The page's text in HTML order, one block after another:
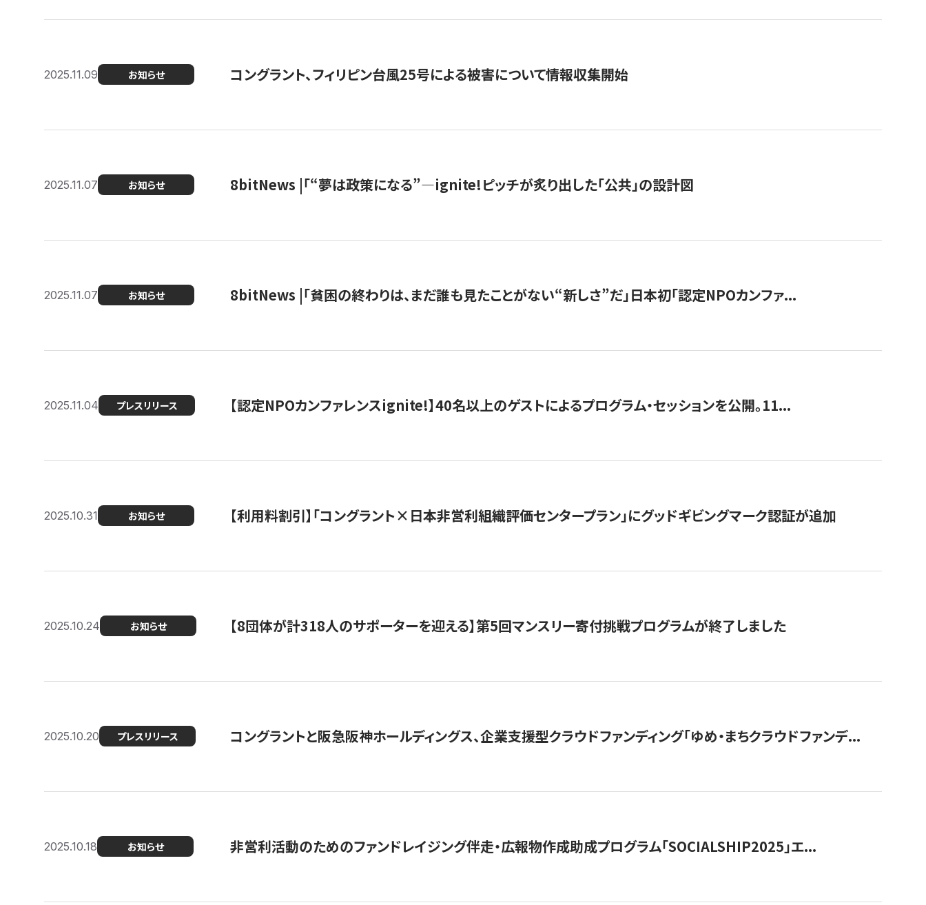
2025.11.09 お知らせ コングラント、フィリピン台風25号による被害について情報収集開始
2025.11.07 お知らせ 8bitNews |「“夢は政策になる”—ignite!ピッチが炙り出した「公共」の設計図
2025.11.07 お知らせ 8bitNews |「貧困の終わりは、まだ誰も見たことがない“新しさ”だ」日本初「認定NPOカンファ...
2025.11.04 プレスリリース 【認定NPOカンファレンスignite!】40名以上のゲストによるプログラム・セッションを公開。11...
2025.10.31 お知らせ 【利用料割引】「コングラント×日本非営利組織評価センタープラン」にグッドギビングマーク認証が追加
2025.10.24 お知らせ 【8団体が計318人のサポーターを迎える】​​第5回マンスリー寄付挑戦プログラムが終了しました
2025.10.20 プレスリリース コングラントと阪急阪神ホールディングス、企業支援型クラウドファンディング「ゆめ・まちクラウドファンデ...
2025.10.18 お知らせ 非営利活動のためのファンドレイジング伴走・広報物作成助成プログラム「SOCIALSHIP2025」エ...